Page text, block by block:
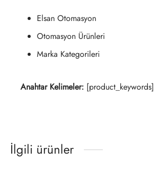
Elsan Otomasyon
Otomasyon Ürünleri
Marka Kategorileri
Anahtar Kelimeler: [product_keywords]
İlgili ürünler